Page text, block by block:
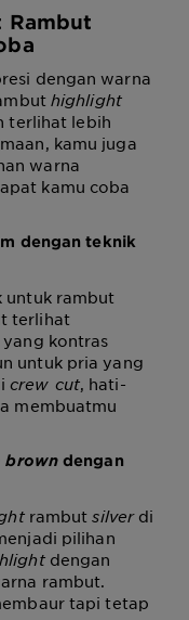
Rambut
dengan warna
highlight
terlihat lebih
kamu juga
warna
kamu coba
dengan teknik
untuk rambut
terlihat
kontras
untuk pria yang
crew cut, hati-
membuatmu
browndengan
rambutsilverdi
pilihan
dengan
rambut.
tapi tetap